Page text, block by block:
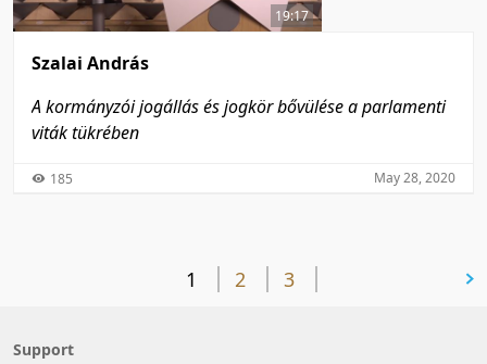
19:17
Szalai András
A kormányzói jogállás és jogkör bővülése a parlamenti
viták tükrében
185 May 28, 2020
1 2 3
Support